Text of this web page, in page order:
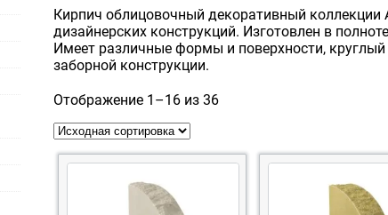
Кирпич облицовочный декоративный коллекции
дизайнерских конструкций. Изготовлен в
Имеет различные формы и поверхности,
заборной конструкции.
Отображение 1–16 из 36